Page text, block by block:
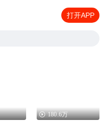
打开APP
180.6万